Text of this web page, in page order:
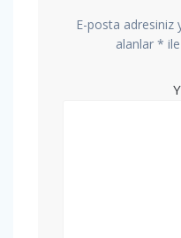
E-posta adresiniz
alanlar *